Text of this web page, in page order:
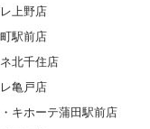
上野店
駅前店
北千住店
亀戸店
・キホーテ蒲田駅前店